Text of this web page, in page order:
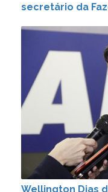
secretário da
Wellington Dias